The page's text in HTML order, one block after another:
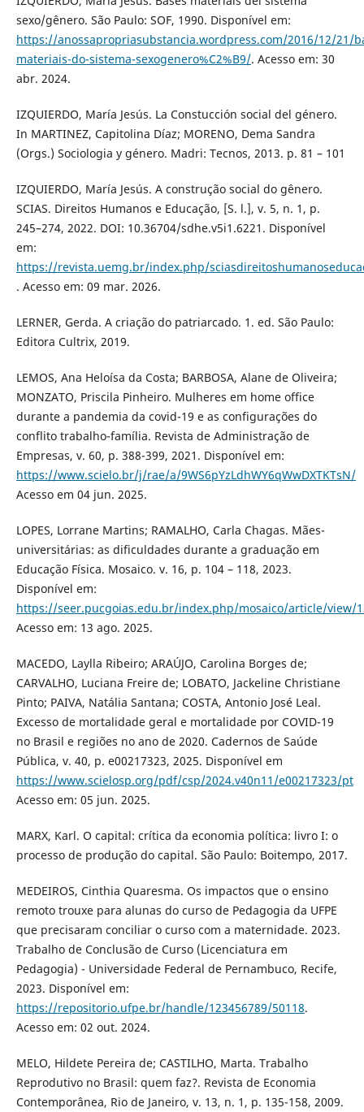
sexo/gênero. São Paulo: SOF, 1990. Disponível em:
https://anossapropriasubstancia.wordpress.com/2016/12/21/
materiais-do-sistema-sexogenero%C2%B9/. Acesso em: 30
abr. 2024.
IZQUIERDO, María Jesús. La Constucción social del género.
In MARTINEZ, Capitolina Díaz; MORENO, Dema Sandra
(Orgs.) Sociologia y género. Madri: Tecnos, 2013. p. 81 – 101
IZQUIERDO, María Jesús. A construção social do gênero.
SCIAS. Direitos Humanos e Educação, [S. l.], v. 5, n. 1, p.
245–274, 2022. DOI: 10.36704/sdhe.v5i1.6221. Disponível
em:
https://revista.uemg.br/index.php/
. Acesso em: 09 mar. 2026.
LERNER, Gerda. A criação do patriarcado. 1. ed. São Paulo:
Editora Cultrix, 2019.
LEMOS, Ana Heloísa da Costa; BARBOSA, Alane de Oliveira;
MONZATO, Priscila Pinheiro. Mulheres em home office
durante a pandemia da covid-19 e as configurações do
conflito trabalho-família. Revista de Administração de
Empresas, v. 60, p. 388-399, 2021. Disponível em:
https://www.scielo.br/j/rae/a/9WS6pYzLdhWY6qWwDXTKTsN/
Acesso em 04 jun. 2025.
LOPES, Lorrane Martins; RAMALHO, Carla Chagas. Mães-
universitárias: as dificuldades durante a graduação em
Educação Física. Mosaico. v. 16, p. 104 – 118, 2023.
Disponível em:
https://seer.pucgoias.edu.br/index.php/mosaico/article/view/
Acesso em: 13 ago. 2025.
MACEDO, Laylla Ribeiro; ARAÚJO, Carolina Borges de;
CARVALHO, Luciana Freire de; LOBATO, Jackeline Christiane
Pinto; PAIVA, Natália Santana; COSTA, Antonio José Leal.
Excesso de mortalidade geral e mortalidade por COVID-19
no Brasil e regiões no ano de 2020. Cadernos de Saúde
Pública, v. 40, p. e00217323, 2025. Disponível em
https://www.scielosp.org/pdf/csp/2024.v40n11/e00217323/pt
Acesso em: 05 jun. 2025.
MARX, Karl. O capital: crítica da economia política: livro I: o
processo de produção do capital. São Paulo: Boitempo, 2017.
MEDEIROS, Cinthia Quaresma. Os impactos que o ensino
remoto trouxe para alunas do curso de Pedagogia da UFPE
que precisaram conciliar o curso com a maternidade. 2023.
Trabalho de Conclusão de Curso (Licenciatura em
Pedagogia) - Universidade Federal de Pernambuco, Recife,
2023. Disponível em:
https://repositorio.ufpe.br/handle/123456789/50118.
Acesso em: 02 out. 2024.
MELO, Hildete Pereira de; CASTILHO, Marta. Trabalho
Reprodutivo no Brasil: quem faz?. Revista de Economia
Contemporânea, Rio de Janeiro, v. 13, n. 1, p. 135-158, 2009.